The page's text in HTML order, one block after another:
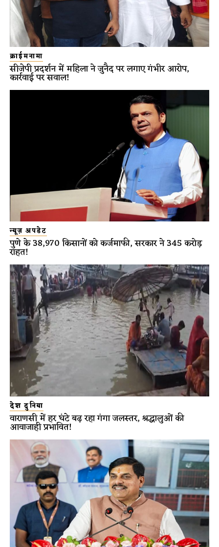
क्राईमनामा
सीजेपी प्रदर्शन में महिला ने जुनैद पर लगाए गंभीर आरोप,
कार्रवाई पर सवाल!
न्यूज़ अपडेट
पुणे के 38,970 किसानों को कर्जमाफी, सरकार ने 345 करोड़
राहत!
देश दुनिया
वाराणसी में हर घंटे बढ़ रहा गंगा जलस्तर, श्रद्धालुओं की
आवाजाही प्रभावित!